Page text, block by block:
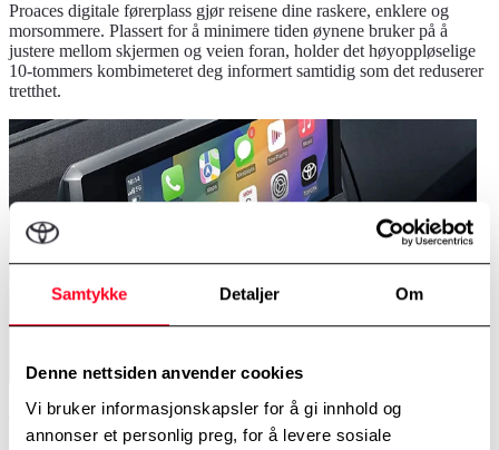
Samtykke Detaljer Om
Denne nettsiden anvender cookies
Vi bruker informasjonskapsler for å gi innhold og
annonser et personlig preg, for å levere sosiale
Proaces digitale førerplass gjør reisene dine raskere, enklere og
morsommere. Plassert for å minimere tiden øynene bruker på å
justere mellom skjermen og veien foran, holder det høyoppløselige
10-tommers kombimeteret deg informert samtidig som det reduserer
tretthet.
Teknologi som fungerer